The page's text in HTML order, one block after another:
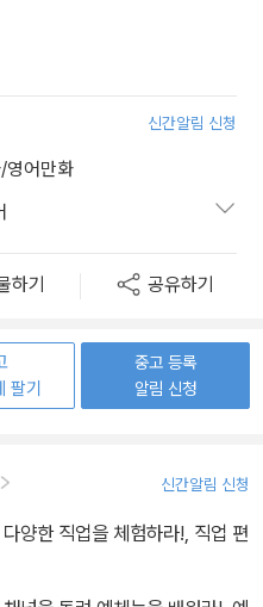
신간알림 신청
영어만화
하기 공유하기
팔기
중고 등록
알림 신청
신간알림 신청
양한 직업을 체험하라!, 직업 편